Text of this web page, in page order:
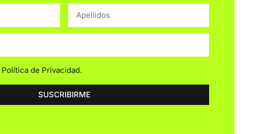
Política de Privacidad.
SUSCRIBIRME